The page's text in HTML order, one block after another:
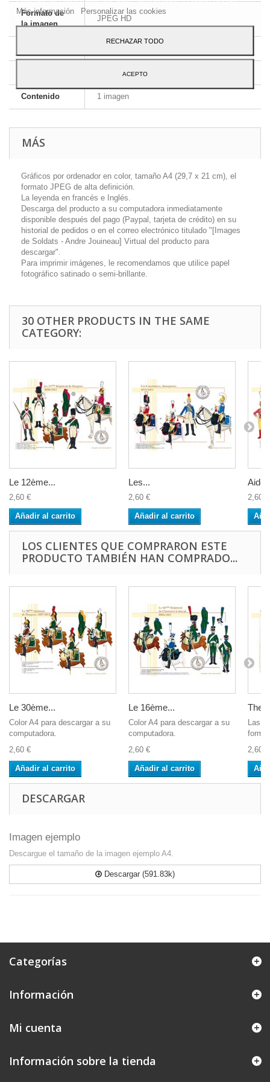
Formato de
la imagen
JPEG HD
Inglés y francés
Contenido 1 imagen
MÁS
Gráficos por ordenador en color, tamaño A4 (29,7 x 21 cm), el
formato JPEG de alta definición.
La leyenda en francés e Inglés.
Descarga del producto a su computadora inmediatamente
disponible después del pago (Paypal, tarjeta de crédito) en su
historial de pedidos o en el correo electrónico titulado "[Images
de Soldats - Andre Jouineau] Virtual del producto para
descargar".
Para imprimir imágenes, le recomendamos que utilice papel
fotográfico satinado o semi-brillante.
30 OTHER PRODUCTS IN THE SAME
CATEGORY:
Le 12ème...
2,60 €
Añadir al carrito
Les...
2,60 €
Añadir al carrito
Aide
2,60 €
LOS CLIENTES QUE COMPRARON ESTE
PRODUCTO TAMBIÉN HAN COMPRADO...
Le 30ème...
Color A4 para descargar a su
computadora.
2,60 €
Añadir al carrito
Le 16ème...
Color A4 para descargar a su
computadora.
2,60 €
Añadir al carrito
The
Las
2,60 €
DESCARGAR
Imagen ejemplo
Descargue el tamaño de la imagen ejemplo A4.
Descargar (591.83k)
Categorías
Información
Mi cuenta
Información sobre la tienda
Más información
Personalizar las cookies
RECHAZAR TODO
ACEPTO